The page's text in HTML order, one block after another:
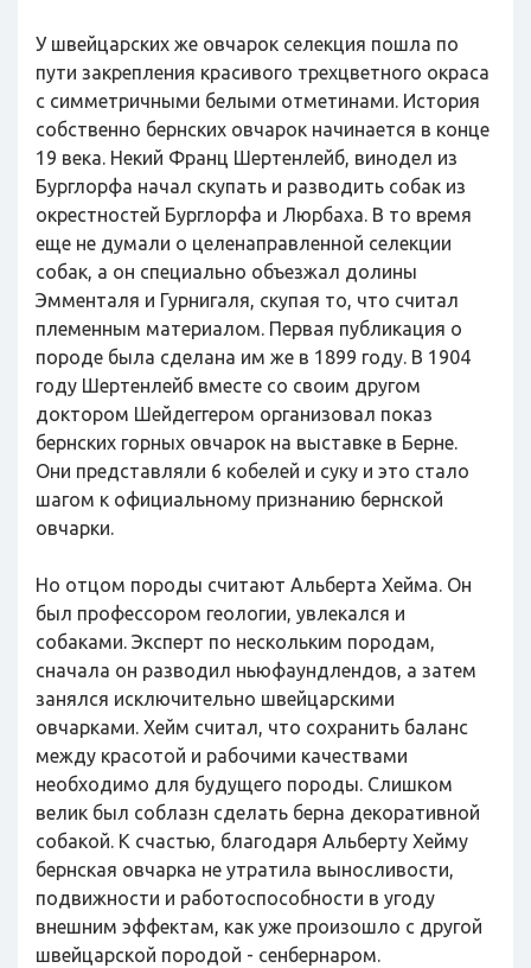
У швейцарских же овчарок селекция пошла по
пути закрепления красивого трехцветного окраса
с симметричными белыми отметинами. История
собственно бернских овчарок начинается в конце
19 века. Некий Франц Шертенлейб, винодел из
Бурглорфа начал скупать и разводить собак из
окрестностей Бурглорфа и Люрбаха. В то время
еще не думали о целенаправленной селекции
собак, а он специально объезжал долины
Эмменталя и Гурнигаля, скупая то, что считал
племенным материалом. Первая публикация о
породе была сделана им же в 1899 году. В 1904
году Шертенлейб вместе со своим другом
доктором Шейдеггером организовал показ
бернских горных овчарок на выставке в Берне.
Они представляли 6 кобелей и суку и это стало
шагом к официальному признанию бернской
овчарки.
Но отцом породы считают Альберта Хейма. Он
был профессором геологии, увлекался и
собаками. Эксперт по нескольким породам,
сначала он разводил ньюфаундлендов, а затем
занялся исключительно швейцарскими
овчарками. Хейм считал, что сохранить баланс
между красотой и рабочими качествами
необходимо для будущего породы. Слишком
велик был соблазн сделать берна декоративной
собакой. К счастью, благодаря Альберту Хейму
бернская овчарка не утратила выносливости,
подвижности и работоспособности в угоду
внешним эффектам, как уже произошло с другой
швейцарской породой - сенбернаром.